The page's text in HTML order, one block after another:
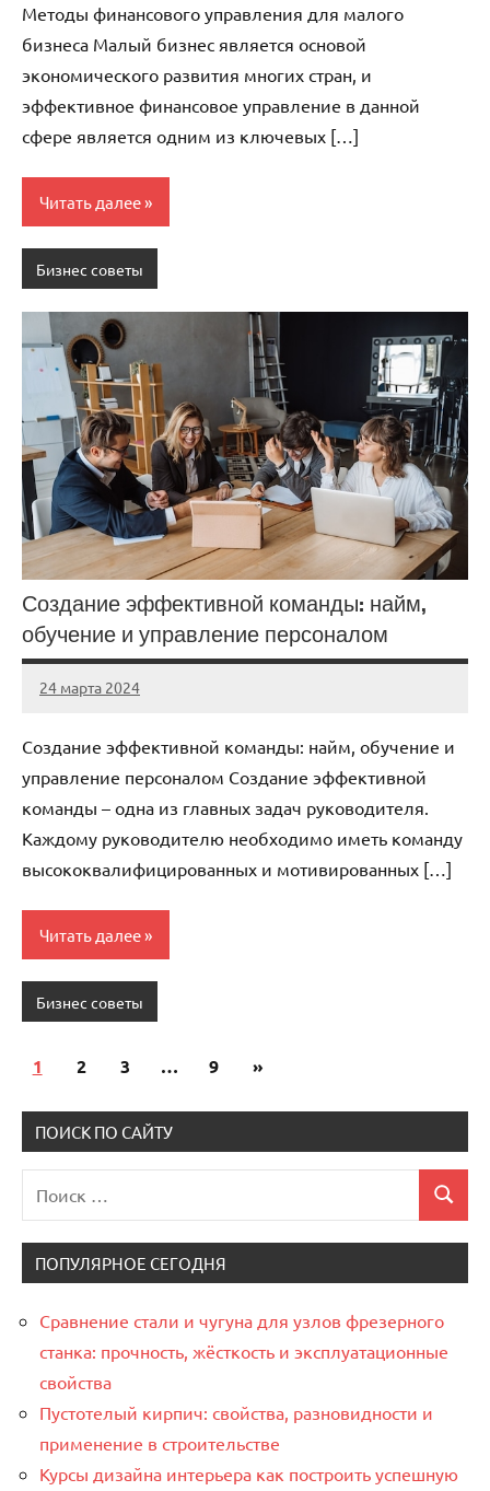
Методы финансового управления для малого
бизнеса Малый бизнес является основой
экономического развития многих стран, и
эффективное финансовое управление в данной
сфере является одним из ключевых […]
Читать далее
Бизнес советы
Создание эффективной команды: найм,
обучение и управление персоналом
24 марта 2024
stroy_fort_r
Нет
Создание эффективной команды: найм, обучение и
управление персоналом Создание эффективной
команды – одна из главных задач руководителя.
Каждому руководителю необходимо иметь команду
высококвалифицированных и мотивированных […]
Читать далее
Бизнес советы
Пагинация
записей
1 2 3 … 9
Следующие
»
ПОИСК ПО САЙТУ
для:
Поиск
ПОПУЛЯРНОЕ СЕГОДНЯ
Сравнение стали и чугуна для узлов фрезерного
станка: прочность, жёсткость и эксплуатационные
свойства
Пустотелый кирпич: свойства, разновидности и
применение в строительстве
Курсы дизайна интерьера как построить успешную